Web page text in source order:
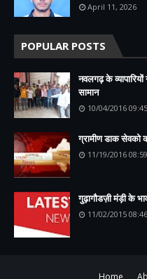
April 11, 2026
POPULAR POSTS
नवलगढ़ के
सामान
10/04/2016
ग्रामीण डाक सेवको
11/19/2016
गुढ़ागौडज़ी मंड़ी के
11/02/2015
Home